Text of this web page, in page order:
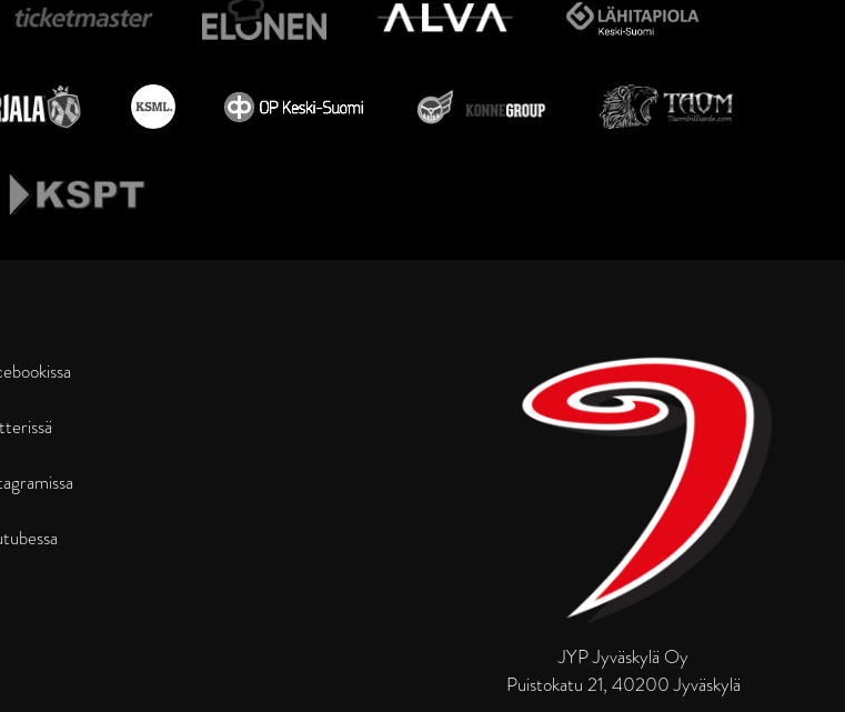
JYP Jyväskylä Oy
Puistokatu 21, 40200 Jyväskylä